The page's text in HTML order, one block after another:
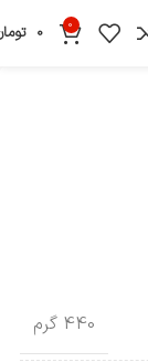
0
0
440 گرم